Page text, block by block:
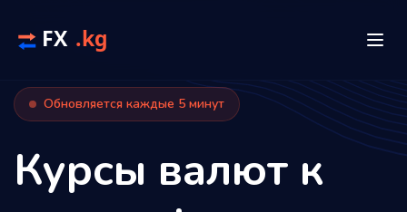
Обновляется каждые 5 минут
Курсы валют к